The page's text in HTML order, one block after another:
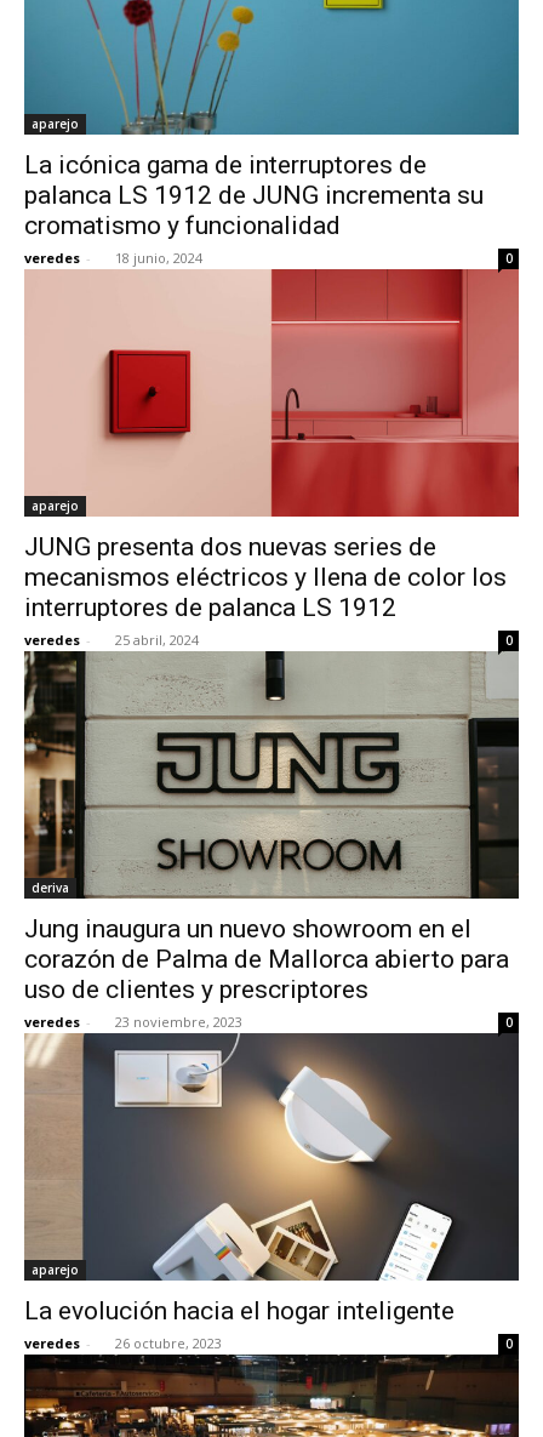
aparejo
La icónica gama de interruptores de
palanca LS 1912 de JUNG incrementa su
cromatismo y funcionalidad
veredes - 18 junio, 2024 0
aparejo
­JUNG presenta dos nuevas series de
mecanismos eléctricos y llena de color los
interruptores de palanca LS 1912
veredes - 25 abril, 2024 0
deriva
Jung inaugura un nuevo showroom en el
corazón de Palma de Mallorca abierto para
uso de clientes y prescriptores
veredes - 23 noviembre, 2023 0
aparejo
La evolución hacia el hogar inteligente
veredes - 26 octubre, 2023 0